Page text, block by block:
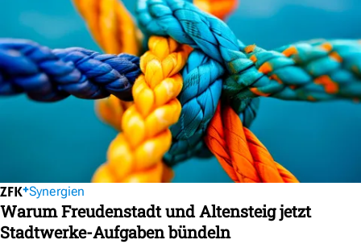
Synergien
Warum Freudenstadt und Altensteig jetzt
Stadtwerke-Aufgaben bündeln